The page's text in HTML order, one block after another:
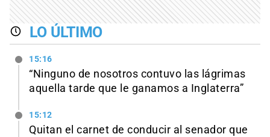
LO ÚLTIMO
15:16
“Ninguno de nosotros contuvo las lágrimas
aquella tarde que le ganamos a Inglaterra”
15:12
Quitan el carnet de conducir al senador que